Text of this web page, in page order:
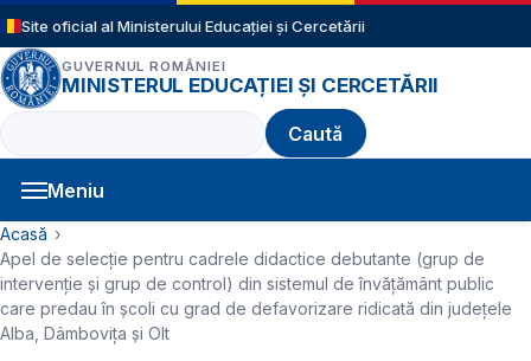
Sari la conținutul principal
Site oficial al Ministerului Educației și Cercetării
GUVERNUL ROMÂNIEI
MINISTERUL EDUCAȚIEI ȘI CERCETĂRII
Caută
Meniu
Navigație principală
Cale de navigare
Acasă
Apel de selecție pentru cadrele didactice debutante (grup de
intervenție și grup de control) din sistemul de învățământ public
care predau în școli cu grad de defavorizare ridicată din judeţele
Alba, Dâmbovița şi Olt